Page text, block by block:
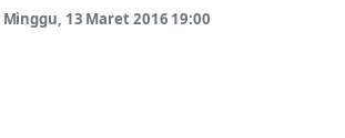
Minggu, 13 Maret 2016 19:00